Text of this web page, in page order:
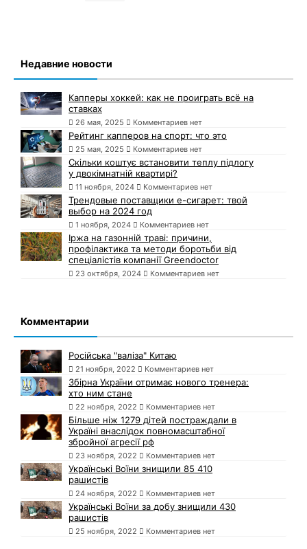
Недавние новости
Капперы хоккей: как не проиграть всё на
ставках
26 мая, 2025 Комментариев нет
Рейтинг капперов на спорт: что это
25 мая, 2025 Комментариев нет
Скільки коштує встановити теплу підлогу
у двокімнатній квартирі?
11 ноября, 2024 Комментариев нет
Трендовые поставщики e-сигарет: твой
выбор на 2024 год
1 ноября, 2024 Комментариев нет
Іржа на газонній траві: причини,
профілактика та методи боротьби від
спеціалістів компанії Greendoctor
23 октября, 2024 Комментариев нет
Комментарии
Російська "валіза" Китаю
21 ноября, 2022 Комментариев нет
Збірна України отримає нового тренера:
хто ним стане
22 ноября, 2022 Комментариев нет
Більше ніж 1279 дітей постраждали в
Україні внаслідок повномасштабної
збройної агресії рф
23 ноября, 2022 Комментариев нет
Українські Воїни знищили 85 410
рашистів
24 ноября, 2022 Комментариев нет
Українські Воїни за добу знищили 430
рашистів
25 ноября, 2022 Комментариев нет